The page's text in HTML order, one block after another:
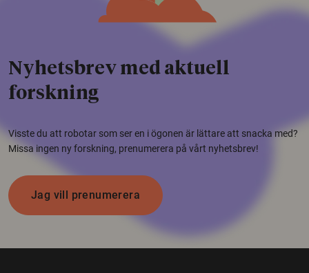
Nyhetsbrev med aktuell
forskning
Visste du att robotar som ser en i ögonen är lättare att snacka med?
Missa ingen ny forskning, prenumerera på vårt nyhetsbrev!
Jag vill prenumerera